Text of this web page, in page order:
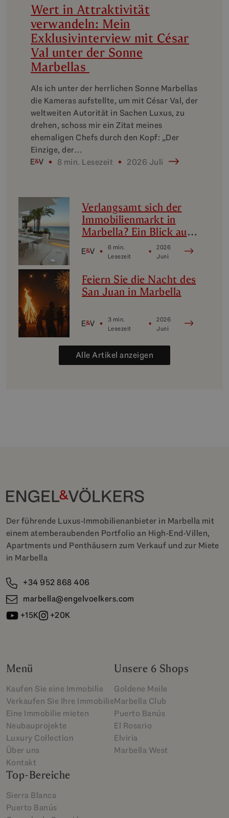
Wert in Attraktivität
verwandeln: Mein
Exklusivinterview mit César
Val unter der Sonne
Marbellas
Als ich unter der herrlichen Sonne Marbellas
die Kameras aufstellte, um mit César Val, der
weltweiten Autorität in Sachen Luxus, zu
drehen, schoss mir ein Zitat meines
ehemaligen Chefs durch den Kopf: „Der
Einzige, der…
8 min. Lesezeit
2026 Juli
Verlangsamt sich der
Immobilienmarkt in
Marbella? Ein Blick auf
die Luxus-
Nischenmärkte in
6 min.
Lesezeit
2026
Juni
Feiern Sie die Nacht des
San Juan in Marbella
3 min.
Lesezeit
2026
Juni
Alle Artikel anzeigen
Der führende Luxus-Immobilienanbieter in Marbella mit
einem atemberaubenden Portfolio an High-End-Villen,
Apartments und Penthäusern zum Verkauf und zur Miete
in Marbella
+34 952 868 406
marbella@engelvoelkers.com
+15K
+20K
Menü
Kaufen Sie eine Immobilie
Verkaufen Sie Ihre Immobilie
Eine Immobilie mieten
Neubauprojekte
Luxury Collection
Über uns
Kontakt
Unsere 6 Shops
Goldene Meile
Marbella Club
Puerto Banús
El Rosario
Elviria
Marbella West
Top-Bereiche
Sierra Blanca
Puerto Banús